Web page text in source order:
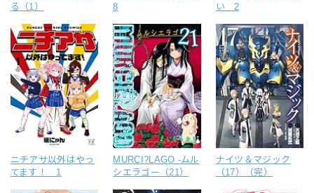
る（1）
8
い 2
ニチアサ以外はやっ
てます！ 1
MURCI?LAGO -ムル
シエラゴー（21）
ナイツ＆マジック
（17）（完）